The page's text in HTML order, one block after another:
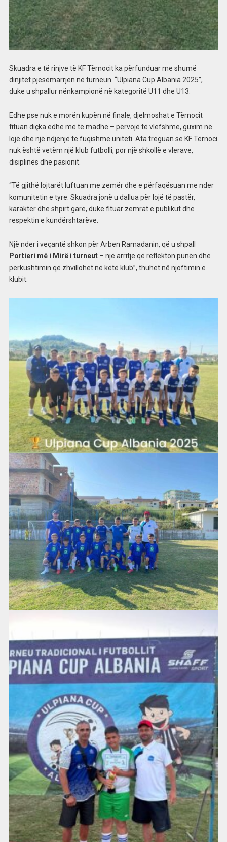
Skuadra e të rinjve të KF Tërnocit ka përfunduar me shumë
dinjitet pjesëmarrjen në turneun “Ulpiana Cup Albania 2025”,
duke u shpallur nënkampionë në kategoritë U11 dhe U13.
Edhe pse nuk e morën kupën në finale, djelmoshat e Tërnocit
fituan diçka edhe më të madhe – përvojë të vlefshme, guxim në
lojë dhe një ndjenjë të fuqishme uniteti. Ata treguan se KF Tërnoci
nuk është vetëm një klub futbolli, por një shkollë e vlerave,
disiplinës dhe pasionit.
“Të gjithë lojtarët luftuan me zemër dhe e përfaqësuan me nder
komunitetin e tyre. Skuadra jonë u dallua për lojë të pastër,
karakter dhe shpirt gare, duke fituar zemrat e publikut dhe
respektin e kundërshtarëve.
Një nder i veçantë shkon për Arben Ramadanin, që u shpall
Portieri më i Mirë i turneut– një arritje që reflekton punën dhe
përkushtimin që zhvillohet në këtë klub”, thuhet nê njoftimin e
klubit.